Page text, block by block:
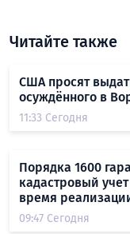
Читайте также
США просят
осуждённого в
11:33 Сегодня
Порядка 1600
кадастровый
время
09:47 Сегодня